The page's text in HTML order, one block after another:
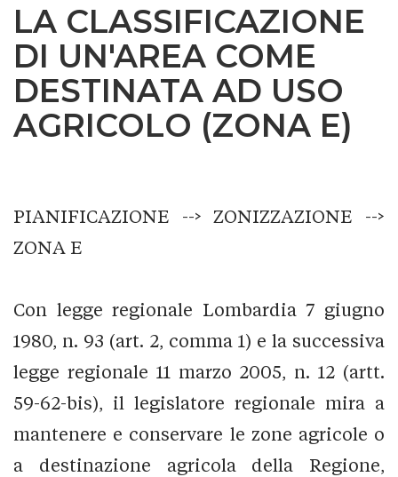
LA CLASSIFICAZIONE
DI UN'AREA COME
DESTINATA AD USO
AGRICOLO (ZONA E)
PIANIFICAZIONE --> ZONIZZAZIONE -->
ZONA E
Con legge regionale Lombardia 7 giugno
1980, n. 93 (art. 2, comma 1) e la successiva
legge regionale 11 marzo 2005, n. 12 (artt.
59-62-bis), il legislatore regionale mira a
mantenere e conservare le zone agricole o
a destinazione agricola della Regione,